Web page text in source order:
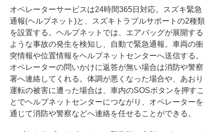
オペレーターサービスは24時間365日対応。スズキ緊急
通報(ヘルプネット)と、スズキトラブルサポートの2種類
を設置する。ヘルプネットでは、エアバッグが展開する
ような事故の発生を検知し、自動で緊急通報。車両の衝
突情報や位置情報をヘルプネットセンターへ送信する。
オペレーターの問いかけに返答が無い場合は消防や警察
署へ連絡してくれる。体調が悪くなった場合や、あおり
運転の被害に遭った場合は、車内のSOSボタンを押すこ
とでヘルプネットセンターにつながり、オペレーターを
通じて消防や警察などへ連絡を任せることができる。